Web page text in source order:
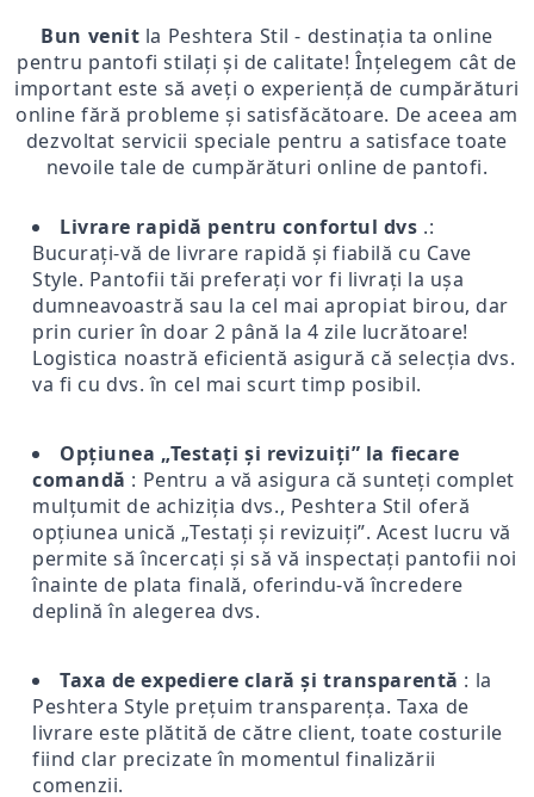
Bun venit la Peshtera Stil - destinația ta online
pentru pantofi stilați și de calitate! Înțelegem cât de
important este să aveți o experiență de cumpărături
online fără probleme și satisfăcătoare. De aceea am
dezvoltat servicii speciale pentru a satisface toate
nevoile tale de cumpărături online de pantofi.
Livrare rapidă pentru confortul dvs .:
Bucurați-vă de livrare rapidă și fiabilă cu Cave
Style. Pantofii tăi preferați vor fi livrați la ușa
dumneavoastră sau la cel mai apropiat birou, dar
prin curier în doar 2 până la 4 zile lucrătoare!
Logistica noastră eficientă asigură că selecția dvs.
va fi cu dvs. în cel mai scurt timp posibil.
Opțiunea „Testați și revizuiți” la fiecare
comandă : Pentru a vă asigura că sunteți complet
mulțumit de achiziția dvs., Peshtera Stil oferă
opțiunea unică „Testați și revizuiți”. Acest lucru vă
permite să încercați și să vă inspectați pantofii noi
înainte de plata finală, oferindu-vă încredere
deplină în alegerea dvs.
Taxa de expediere clară și transparentă : la
Peshtera Style prețuim transparența. Taxa de
livrare este plătită de către client, toate costurile
fiind clar precizate în momentul finalizării
comenzii.